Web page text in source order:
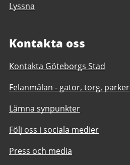
Lyssna
Kontakta oss
Kontakta Göteborgs Stad
Felanmälan - gator, torg, parker
Lämna synpunkter
Följ oss i sociala medier
Press och media